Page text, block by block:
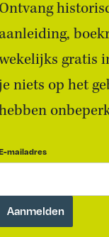
Ontvang
aanleiding,
gratis
niets op het
mailadres